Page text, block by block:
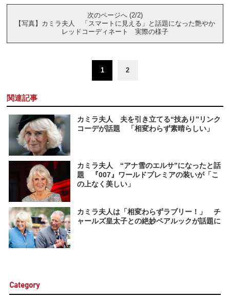
次のページへ (2/2)
【写真】カミラ夫人 「スマートに見える」と話題になった艶やか
レッドコーディネート 実際の様子
1 2
関連記事
カミラ夫人 夫を引き立てる“技あり”リンク
コーデが話題 「相変わらず素晴らしい」
カミラ夫人 “アナ雪のエルサ”になったと話
題 『007』ワールドプレミアの装いが「こ
の上なく美しい」
カミラ夫人は「相変わらずラブリー！」 チ
ャールズ皇太子との絶妙ペアルックが話題に
Category